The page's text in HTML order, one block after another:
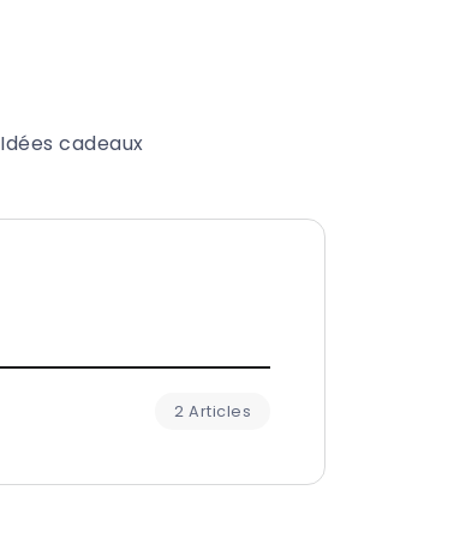
Idées cadeaux
2 Articles